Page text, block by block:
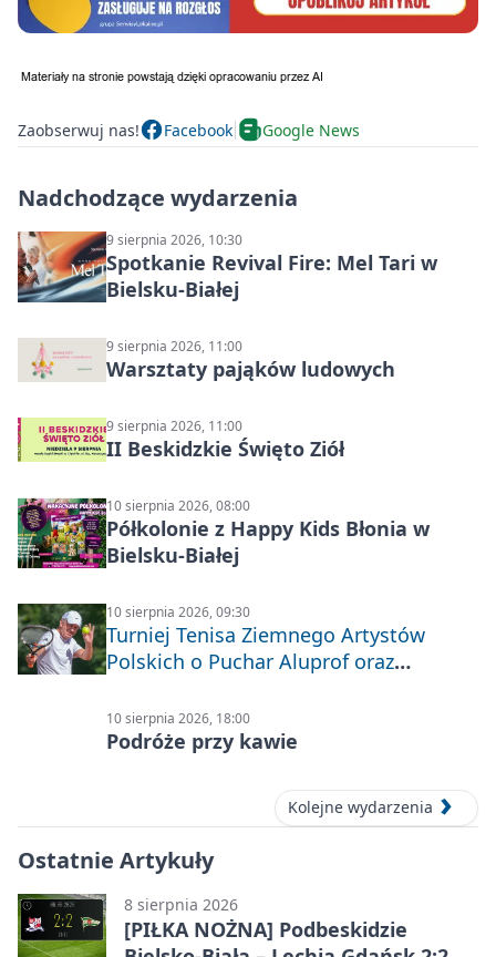
Zaobserwuj nas! Facebook Google News
Nadchodzące wydarzenia
9 sierpnia 2026, 10:30
Spotkanie Revival Fire: Mel Tari w
Bielsku-Białej
9 sierpnia 2026, 11:00
Warsztaty pająków ludowych
9 sierpnia 2026, 11:00
II Beskidzkie Święto Ziół
10 sierpnia 2026, 08:00
Półkolonie z Happy Kids Błonia w
Bielsku-Białej
10 sierpnia 2026, 09:30
Turniej Tenisa Ziemnego Artystów
Polskich o Puchar Aluprof oraz
Puchar Prezydenta Miasta Bielska-
Białej
10 sierpnia 2026, 18:00
Podróże przy kawie
Kolejne wydarzenia
Ostatnie Artykuły
8 sierpnia 2026
[PIŁKA NOŻNA] Podbeskidzie